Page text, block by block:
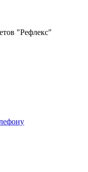
"Рефлекс"